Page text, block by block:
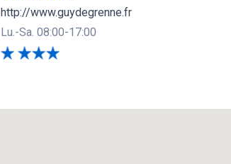
http://www.guydegrenne.fr
Lu.-Sa. 08:00-17:00